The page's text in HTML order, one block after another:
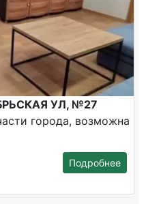
УЛ, №27
города, возможна
Подробнее